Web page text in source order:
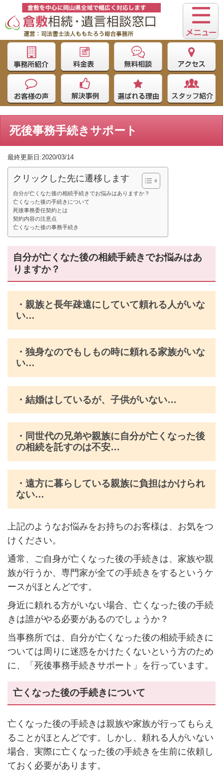
死後事務手続きサポート
最終更新日:2020/03/14
クリックした先に遷移します
自分が亡くなた後の相続手続きでお悩みはありますか？
亡くなった後の手続きについて
死後事務委任契約とは
契約内容の注意点
亡くなった後の事務手続き
自分が亡くなた後の相続手続きでお悩みはあ
りますか？
・親族と長年疎遠にしていて頼れる人がいな
い…
・ 独身なのでもしもの時に頼れる家族がいな
い…
・結婚はしているが、子供がいない…
・同世代の兄弟や親族に自分が亡くなった後
の相続を託すのは不安…
・遠方に暮らしている親族に負担はかけられ
ない…
上記のようなお悩みをお持ちのお客様は、お気をつ
けください。
通常、ご自身が亡くなった後の手続きは、家族や親
族が行うか、専門家が全ての手続きをするというケ
ースがほとんどです。
身近に頼れる方がいない場合、亡くなった後の手続
きは誰がやる必要があるのでしょうか？
当事務所では、自分が亡くなった後の相続手続きに
ついては周りに迷惑をかけたくないという方のため
に、「死後事務手続きサポート」を行っています。
亡くなった後の手続きについて
亡くなった後の手続きは親族や家族が行ってもらえ
ることがほとんどです。しかし、頼れる人がいない
場合、実際に亡くなった後の手続きを生前に依頼し
ておく必要があります。